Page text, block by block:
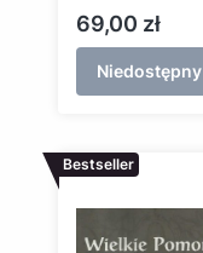
sztuka, wiara
Cena
69,00 zł
Niedostępny
Bestseller